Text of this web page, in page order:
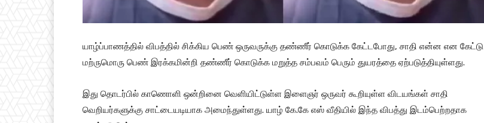
யாழ்ப்பாணத்தில் விபத்தில் சிக்கிய பெண் ஒருவருக்கு தண்ணீர் கொடுக்க கேட்டபோது, சாதி என்ன என கேட்டு
மற்ருமொரு பெண் இரக்கமின்றி தண்ணீர் கொடுக்க மறுத்த சம்பவம் பெரும் துயரத்தை ஏற்படுத்தியுள்ளது.
இது தொடர்பில் காணொளி ஒன்றினை வெளியிட்டுள்ள இளைஞர் ஒருவர் கூறியுள்ள விடயங்கள் சாதி
வெறியர்களுக்கு சாட்டையடியாக அமைந்துள்ளது. யாழ் கே.கே எஸ் வீதியில் இந்த விபத்து இடம்பெற்றதாக